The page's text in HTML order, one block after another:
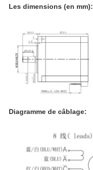
Les dimensions (en mm):
Diagramme de câblage: